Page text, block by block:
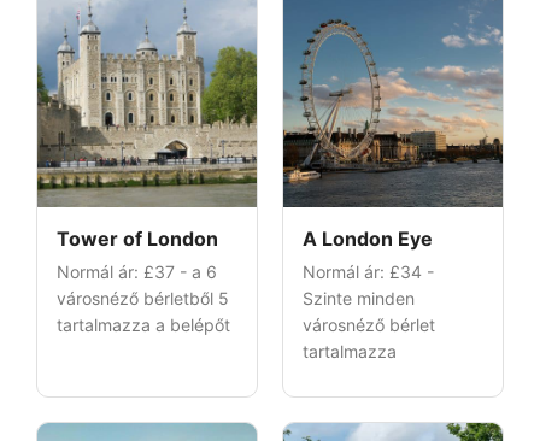
Tower of London
Normál ár: £37 - a 6
városnéző bérletből 5
tartalmazza a belépőt
A London Eye
Normál ár: £34 -
Szinte minden
városnéző bérlet
tartalmazza